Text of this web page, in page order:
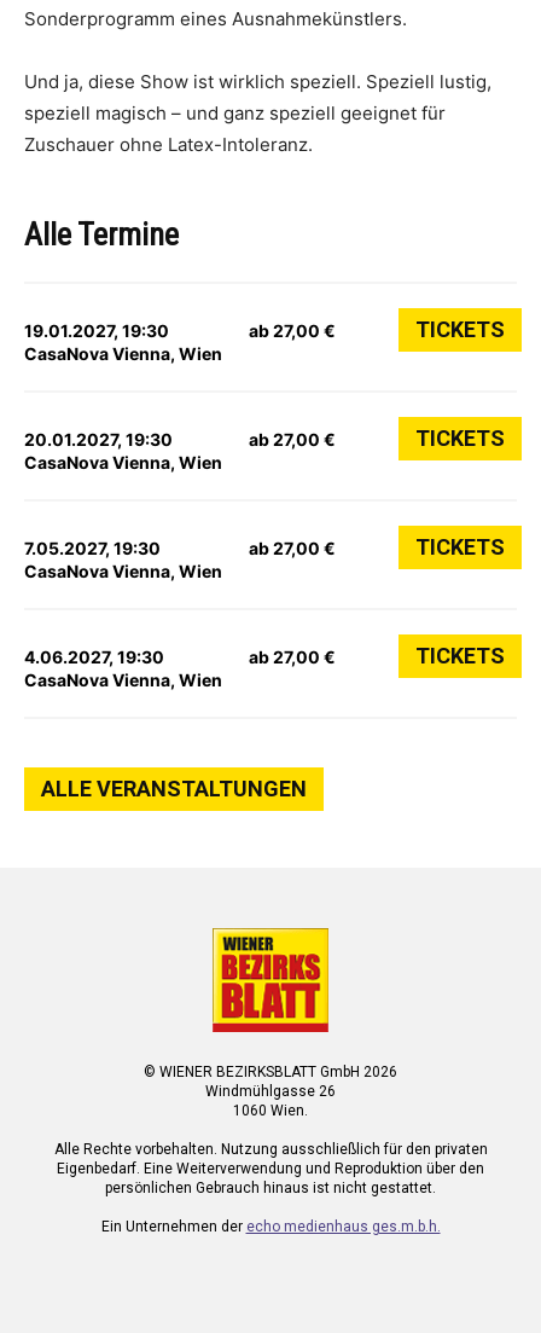
Sonderprogramm eines Ausnahmekünstlers.
Und ja, diese Show ist wirklich speziell. Speziell lustig,
speziell magisch – und ganz speziell geeignet für
Zuschauer ohne Latex-Intoleranz.
Alle Termine
19.01.2027, 19:30
CasaNova Vienna, Wien
ab 27,00 € TICKETS
20.01.2027, 19:30
CasaNova Vienna, Wien
ab 27,00 € TICKETS
7.05.2027, 19:30
CasaNova Vienna, Wien
ab 27,00 € TICKETS
4.06.2027, 19:30
CasaNova Vienna, Wien
ab 27,00 € TICKETS
ALLE VERANSTALTUNGEN
© WIENER BEZIRKSBLATT GmbH 2026
Windmühlgasse 26
1060 Wien.
Alle Rechte vorbehalten. Nutzung ausschließlich für den privaten
Eigenbedarf. Eine Weiterverwendung und Reproduktion über den
persönlichen Gebrauch hinaus ist nicht gestattet.
Ein Unternehmen der echo medienhaus ges.m.b.h.